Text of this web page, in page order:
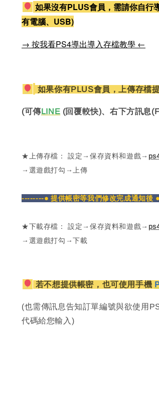
如果沒有PLUS會員，需請你自行
有電腦、USB)
→ 按我看PS4導出導入存檔教學 ←
如果你有PLUS會員，上傳存檔
(可傳LINE (回覆較快)、右下方訊息
★上傳存檔： 設定→保存資料和遊戲→
→選遊戲打勾→上傳
--------● 提供帳密等我們修改完成通知後
★下載存檔： 設定→保存資料和遊戲→
→選遊戲打勾→下載
若不想提供帳密，也可使用手機
(也需傳訊息告知訂單編號與欲使用
代碼給您輸入)